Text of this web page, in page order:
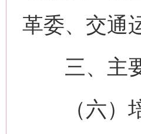
革委、交通
三、主
（六）培